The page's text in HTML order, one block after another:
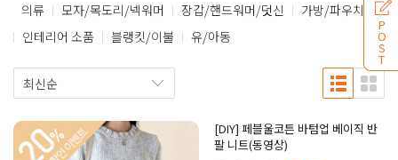
P
O
S
T
의류 모자/목도리/넥워머 장갑/핸드워머/덧신
가방/파우치
인테리어 소품
블랭킷/이불 유/아동
[DIY] 페블울코튼 바텀업 베이직 반
팔 니트(동영상)